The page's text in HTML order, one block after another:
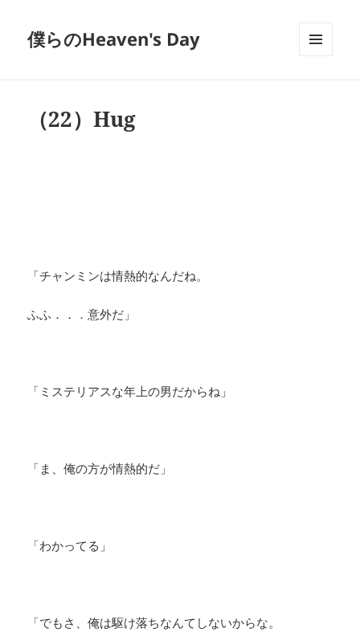
僕らのHeaven's Day
（22）Hug
「チャンミンは情熱的なんだね。
ふふ．．．意外だ」
「ミステリアスな年上の男だからね」
「ま、俺の方が情熱的だ」
「わかってる」
「でもさ、俺は駆け落ちなんてしないからな。